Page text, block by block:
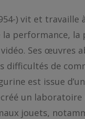
) vit et travaille
performance, la
Ses œuvres
difficultés de
est issue
un
jouets,